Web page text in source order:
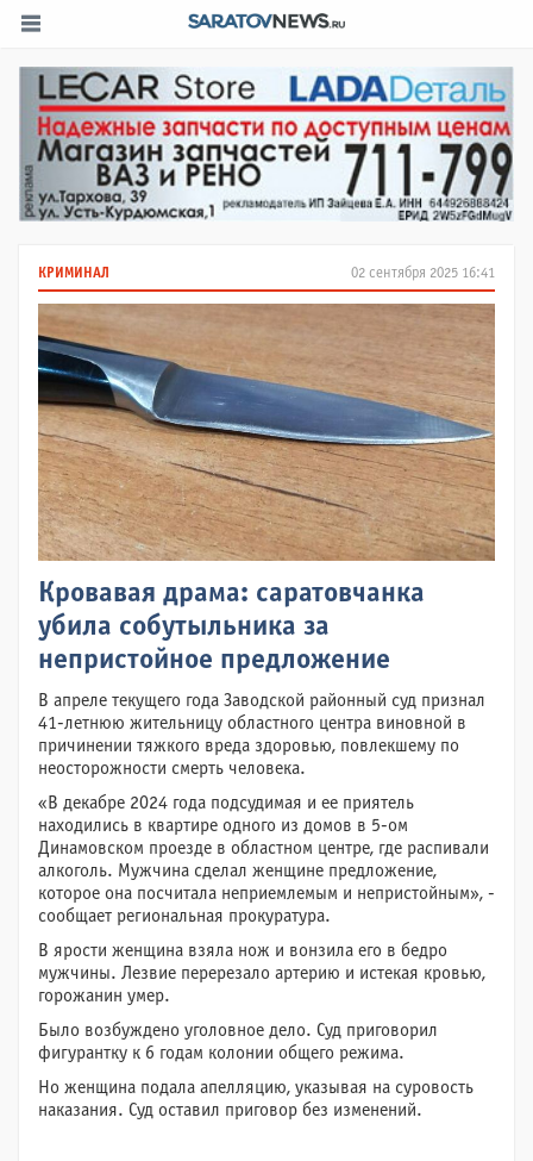
02 сентября 2025 16:41
КРИМИНАЛ
Кровавая драма: саратовчанка
убила собутыльника за
непристойное предложение
В апреле текущего года Заводской районный суд признал
41-летнюю жительницу областного центра виновной в
причинении тяжкого вреда здоровью, повлекшему по
неосторожности смерть человека.
«В декабре 2024 года подсудимая и ее приятель
находились в квартире одного из домов в 5-ом
Динамовском проезде в областном центре, где распивали
алкоголь. Мужчина сделал женщине предложение,
которое она посчитала неприемлемым и непристойным», -
сообщает региональная прокуратура.
В ярости женщина взяла нож и вонзила его в бедро
мужчины. Лезвие перерезало артерию и истекая кровью,
горожанин умер.
Было возбуждено уголовное дело. Суд приговорил
фигурантку к 6 годам колонии общего режима.
Но женщина подала апелляцию, указывая на суровость
наказания. Суд оставил приговор без изменений.